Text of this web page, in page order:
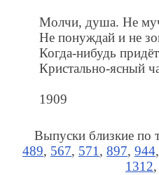
Молчи, душа. Не
Не понуждай и не
Когда-нибудь
Кристально-ясный
1909
Выпуски близкие по
489, 567, 571, 897, 944,
1312,